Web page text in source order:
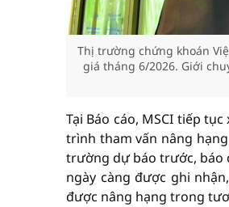
Thị trường chứng khoán
giá tháng 6/2026. Giới
Tại Báo cáo, MSCI tiếp
trình tham vấn nâng
trường dự báo trước, báo
ngày càng được ghi
được nâng hạng trong